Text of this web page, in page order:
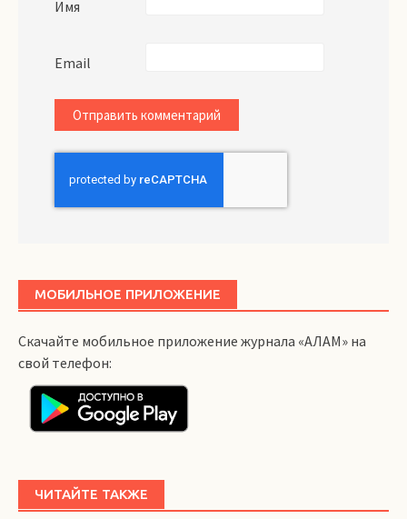
Имя
Email
МОБИЛЬНОЕ ПРИЛОЖЕНИЕ
Скачайте мобильное приложение журнала «АЛАМ» на
свой телефон:
ЧИТАЙТЕ ТАКЖЕ